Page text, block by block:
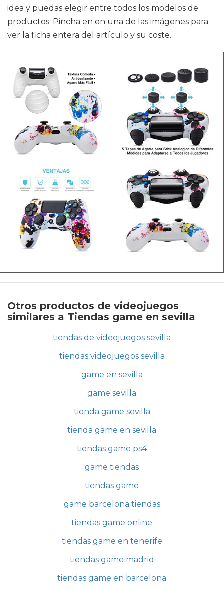
idea y puedas elegir entre todos los modelos de
productos. Pincha en en una de las imágenes para
ver la ficha entera del artículo y su coste.
Otros productos de videojuegos
similares a Tiendas game en sevilla
tiendas de videojuegos sevilla
tiendas videojuegos sevilla
game en sevilla
game sevilla
tienda game sevilla
tienda game en sevilla
tiendas game ps4
game tiendas
tiendas game
game barcelona tiendas
tiendas game online
tiendas game en tenerife
tiendas game madrid
tiendas game en barcelona